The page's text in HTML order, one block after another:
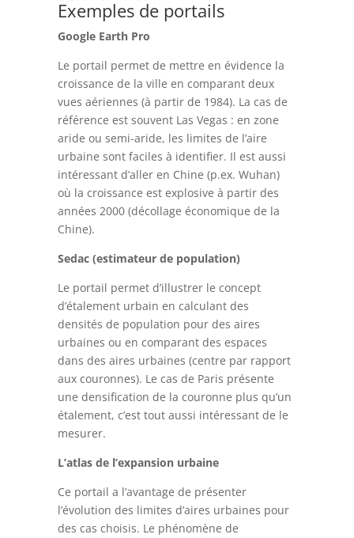
Exemples de portails
Google Earth Pro
Le portail permet de mettre en évidence la
croissance de la ville en comparant deux
vues aériennes (à partir de 1984). La cas de
référence est souvent Las Vegas : en zone
aride ou semi-aride, les limites de l’aire
urbaine sont faciles à identifier. Il est aussi
intéressant d’aller en Chine (p.ex. Wuhan)
où la croissance est explosive à partir des
années 2000 (décollage économique de la
Chine).
Sedac (estimateur de population)
Le portail permet d’illustrer le concept
d’étalement urbain en calculant des
densités de population pour des aires
urbaines ou en comparant des espaces
dans des aires urbaines (centre par rapport
aux couronnes). Le cas de Paris présente
une densification de la couronne plus qu’un
étalement, c’est tout aussi intéressant de le
mesurer.
L’atlas de l’expansion urbaine
Ce portail a l’avantage de présenter
l’évolution des limites d’aires urbaines pour
des cas choisis. Le phénomène de